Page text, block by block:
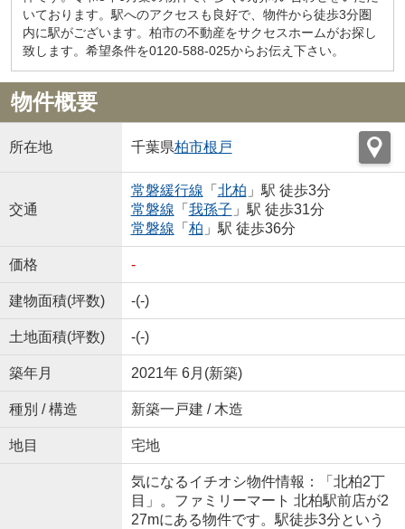
いております。駅へのアクセスも良好で、物件から徒歩3分圏
内に駅がございます。柏市の不動産をサクセスホームがお探し
致します。希望条件を0120-588-025からお伝え下さい。
物件概要
所在地 千葉県柏市根戸
交通
常磐緩行線 「 北柏 」駅 徒歩3分
常磐線 「 我孫子 」駅 徒歩31分
常磐線 「 柏 」駅 徒歩36分
価格 -
建物面積(坪数) -(-)
土地面積(坪数) -(-)
築年月 2021年 6月(新築)
種別 / 構造 新築一戸建 / 木造
地目 宅地
気になるイチオシ物件情報：「北柏2丁
目」。ファミリーマート 北柏駅前店が2
27mにある物件です。駅徒歩3分という